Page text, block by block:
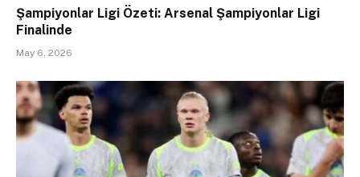
Şampiyonlar Ligi Özeti: Arsenal Şampiyonlar Ligi
Finalinde
May 6, 2026